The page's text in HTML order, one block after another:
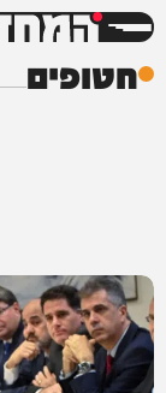
המחדש
חטופים